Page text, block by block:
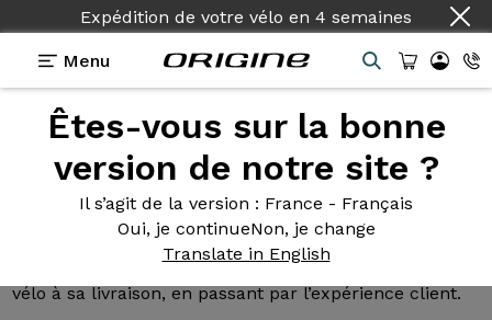
Pays : Français
Menu
Êtes-vous sur la bonne
version de notre site ?
Il s’agit de la version : France - Français
Oui, je continueNon, je change
Translate in English
Avis et testpar les clients
Origine : Tuxedo
Lisez les avis sur nos vélos de Route, Gravel, VTT et
vélo à sa livraison, en passant par l’expérience client.